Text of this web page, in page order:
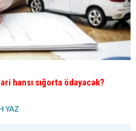
hansı sığorta ödəyəcək?
YAZ